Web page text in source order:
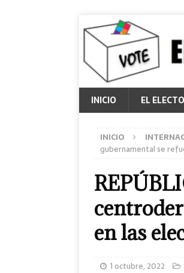
INICIO EL
INICIO
gubernamental se
en las
1 octubre, 2022